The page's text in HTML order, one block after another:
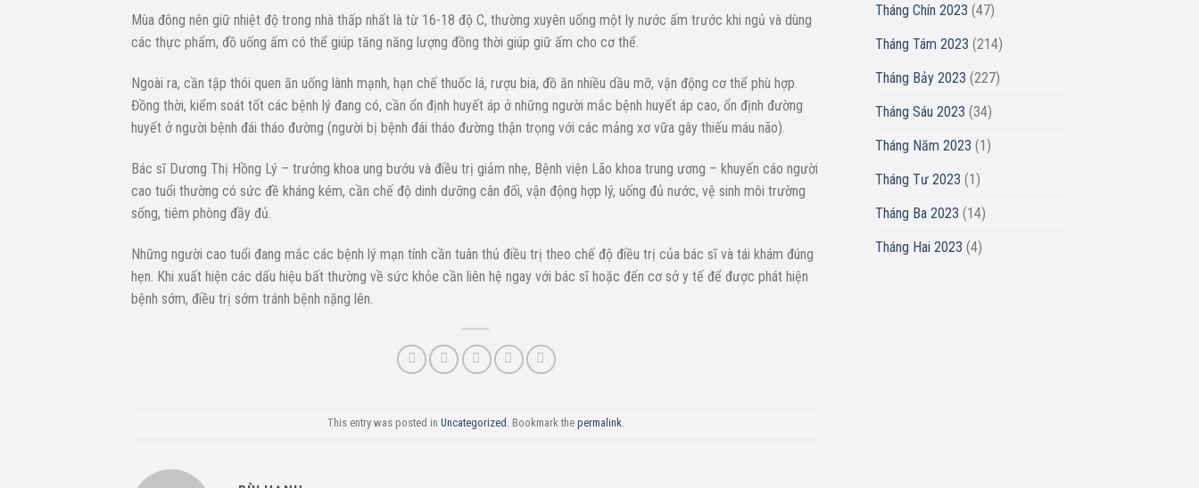
Mùa đông nên giữ nhiệt độ trong nhà thấp nhất là từ 16-18 độ C, thường xuyên uống một ly nước ấm trước khi ngủ và dùng
các thực phẩm, đồ uống ấm có thể giúp tăng năng lượng đồng thời giúp giữ ấm cho cơ thể.
Ngoài ra, cần tập thói quen ăn uống lành mạnh, hạn chế thuốc lá, rượu bia, đồ ăn nhiều dầu mỡ, vận động cơ thể phù hợp.
Đồng thời, kiểm soát tốt các bệnh lý đang có, cần ổn định huyết áp ở những người mắc bệnh huyết áp cao, ổn định đường
huyết ở người bệnh đái tháo đường (người bị bệnh đái tháo đường thận trọng với các mảng xơ vữa gây thiếu máu não).
Bác sĩ Dương Thị Hồng Lý – trưởng khoa ung bướu và điều trị giảm nhẹ, Bệnh viện Lão khoa trung ương – khuyến cáo người
cao tuổi thường có sức đề kháng kém, cần chế độ dinh dưỡng cân đối, vận động hợp lý, uống đủ nước, vệ sinh môi trường
sống, tiêm phòng đầy đủ.
Những người cao tuổi đang mắc các bệnh lý mạn tính cần tuân thủ điều trị theo chế độ điều trị của bác sĩ và tái khám đúng
hẹn. Khi xuất hiện các dấu hiệu bất thường về sức khỏe cần liên hệ ngay với bác sĩ hoặc đến cơ sở y tế để được phát hiện
bệnh sớm, điều trị sớm tránh bệnh nặng lên.
This entry was posted in Uncategorized . Bookmark the permalink
Tháng Chín 2023 (47)
Tháng Tám 2023 (214)
Tháng Bảy 2023 (227)
Tháng Sáu 2023 (34)
Tháng Năm 2023 (1)
Tháng Tư 2023 (1)
Tháng Ba 2023 (14)
Tháng Hai 2023 (4)